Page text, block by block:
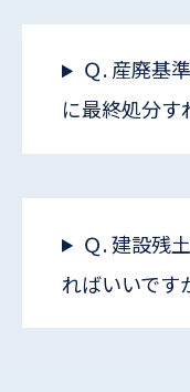
Ｑ. 産廃基
に最終処分す
Ｑ. 建設残
ればいいです